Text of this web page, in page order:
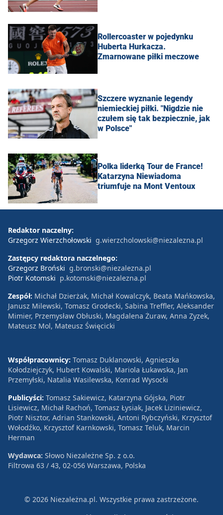
Rollercoaster w pojedynku
Huberta Hurkacza.
Zmarnowane piłki meczowe
Szczere wyznanie legendy
niemieckiej piłki. "Nigdzie nie
czułem się tak bezpiecznie, jak
w Polsce"
Polka liderką Tour de France!
Katarzyna Niewiadoma
triumfuje na Mont Ventoux
Redaktor naczelny:
Grzegorz Wierzchołowski g.wierzcholowski@niezalezna.pl
Zastępcy redaktora naczelnego:
Grzegorz Broński g.bronski@niezalezna.pl
Piotr Kotomski p.kotomski@niezalezna.pl
Zespół: Michał Dzierżak, Michał Kowalczyk, Beata Mańkowska,
Janusz Milewski, Tomasz Grodecki, Sabina Treffler, Aleksander
Mimier, Przemysław Obłuski, Magdalena Żuraw, Anna Zyzek,
Mateusz Mol, Mateusz Święcicki
Współpracownicy: Tomasz Duklanowski, Agnieszka
Kołodziejczyk, Hubert Kowalski, Mariola Łukawska, Jan
Przemyłski, Natalia Wasilewska, Konrad Wysocki
Publicyści: Tomasz Sakiewicz, Katarzyna Gójska, Piotr
Lisiewicz, Michał Rachoń, Tomasz Łysiak, Jacek Liziniewicz,
Piotr Nisztor, Adrian Stankowski, Antoni Rybczyński, Krzysztof
Wołodźko, Krzysztof Karnkowski, Tomasz Teluk, Marcin
Herman
Wydawca: Słowo Niezależne Sp. z o.o.
Filtrowa 63 / 43, 02-056 Warszawa, Polska
© 2026 Niezależna.pl. Wszystkie prawa zastrzeżone.